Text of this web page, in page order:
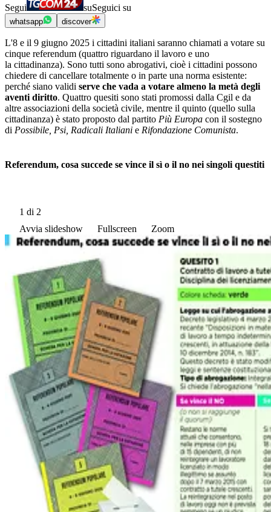
Segui suSeguici su
whatsapp discover
L'8 e il 9 giugno 2025 i cittadini italiani saranno chiamati a votare su
cinque referendum (quattro riguardano il lavoro e uno
la cittadinanza). Sono tutti sono abrogativi, cioè i cittadini possono
chiedere di cancellare totalmente o in parte una norma esistente:
perché siano validi serve che vada a votare almeno la metà degli
aventi diritto. Quattro quesiti sono stati promossi dalla Cgil e da
altre associazioni della società civile, mentre il quinto (quello sulla
cittadinanza) è stato proposto dal partito Più Europa con il sostegno
di Possibile, Psi, Radicali Italiani e Rifondazione Comunista.
Referendum, cosa succede se vince il sì o il no nei singoli questiti
1 di 2
Avvia slideshow
Fullscreen Zoom